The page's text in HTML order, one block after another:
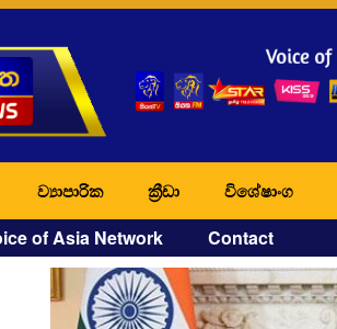
ව්‍යාපාරික ක්‍රීඩා විශේෂාංග
of Asia Network Contact